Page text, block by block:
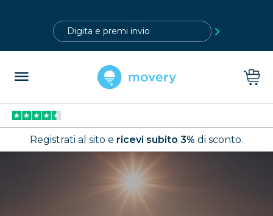
Registrati al sito e ricevi subito 3% di sconto.